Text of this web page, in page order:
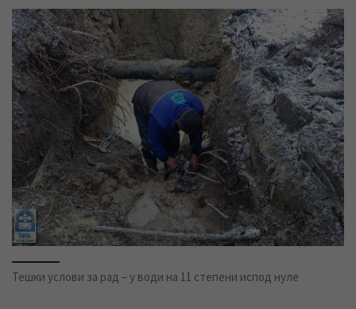
Тешки услови за рад – у води на 11 степени испод нуле